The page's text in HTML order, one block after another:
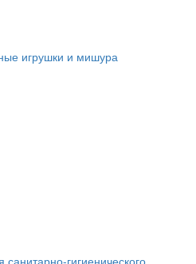
игрушки и мишура